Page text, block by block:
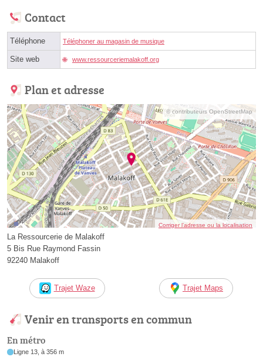
Contact
Téléphone Téléphoner au magasin de musique
Site web www.ressourceriemalakoff.org
Plan et adresse
© contributeurs OpenStreetMap
Corriger l’adresse ou la localisation
La Ressourcerie de Malakoff
5 Bis Rue Raymond Fassin
92240 Malakoff
Trajet Waze Trajet Maps
Venir en transports en commun
En métro
Ligne 13, à 356 m